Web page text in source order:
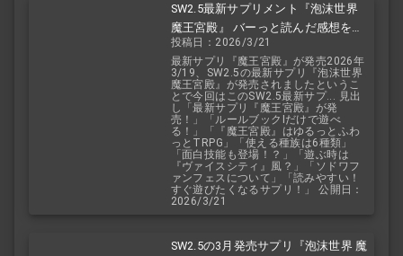
SW2.5最新サプリメント『泡沫世界
魔王宮殿』 バーっと読んだ感想を交
えて紹介します！！
投稿日：2026/3/21
最新サプリ『魔王宮殿』が発売2026年
3/19、SW2.5の最新サプリ『泡沫世界
魔王宮殿』が発売されましたというこ
とで今回はこのSW2.5最新サプ... 見出
し「最新サプリ『魔王宮殿』が発
売！」「ルールブックIだけで遊べ
る！」「『魔王宮殿』はゆるっとふわ
っとTRPG」「使える種族は6種類」
「面白技能も登場！？」「遊ぶ時は
『ヴァイスシティ』風？」「ソドワフ
ァンフェスについて」「読みやすい！
すぐ遊びたくなるサプリ！」 公開日：
2026/3/21
SW2.5の3月発売サプリ『泡沫世界 魔